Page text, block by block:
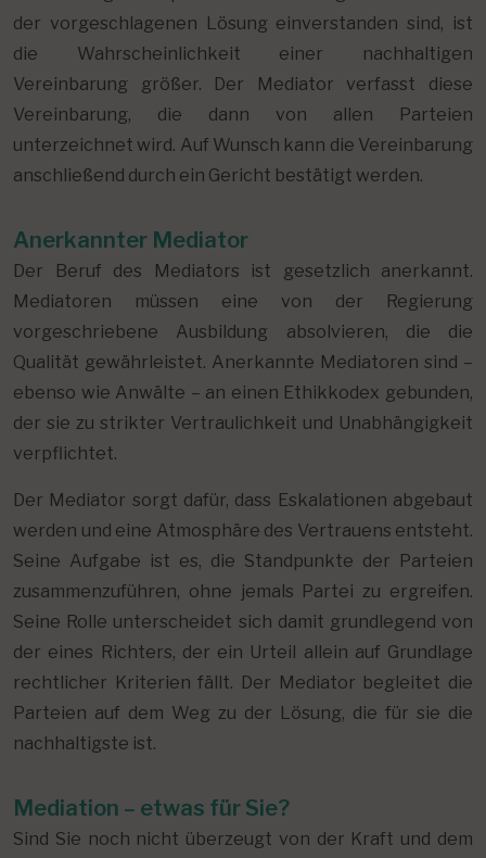
der vorgeschlagenen Lösung einverstanden sind, ist
die Wahrscheinlichkeit einer nachhaltigen
Vereinbarung größer. Der Mediator verfasst diese
Vereinbarung, die dann von allen Parteien
unterzeichnet wird. Auf Wunsch kann die Vereinbarung
anschließend durch ein Gericht bestätigt werden.
Anerkannter Mediator
Der Beruf des Mediators ist gesetzlich anerkannt.
Mediatoren müssen eine von der Regierung
vorgeschriebene Ausbildung absolvieren, die die
Qualität gewährleistet. Anerkannte Mediatoren sind –
ebenso wie Anwälte – an einen Ethikkodex gebunden,
der sie zu strikter Vertraulichkeit und Unabhängigkeit
verpflichtet.
Der Mediator sorgt dafür, dass Eskalationen abgebaut
werden und eine Atmosphäre des Vertrauens entsteht.
Seine Aufgabe ist es, die Standpunkte der Parteien
zusammenzuführen, ohne jemals Partei zu ergreifen.
Seine Rolle unterscheidet sich damit grundlegend von
der eines Richters, der ein Urteil allein auf Grundlage
rechtlicher Kriterien fällt. Der Mediator begleitet die
Parteien auf dem Weg zu der Lösung, die für sie die
nachhaltigste ist.
Mediation – etwas für Sie?
Sind Sie noch nicht überzeugt von der Kraft und dem